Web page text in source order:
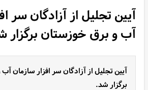
آیین تجلیل از آزادگان سر
آب و برق خوزستان برگزار
آیین تجلیل از آزادگان سر افزار سازمان آب
برگزار شد.